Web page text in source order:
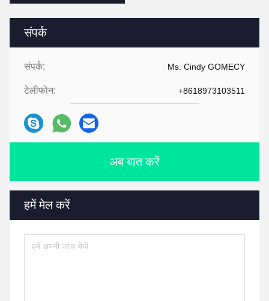
संपर्क
संपर्क: Ms. Cindy GOMECY
टेलीफोन: +8618973103511
अब बात करें
हमें मेल करें